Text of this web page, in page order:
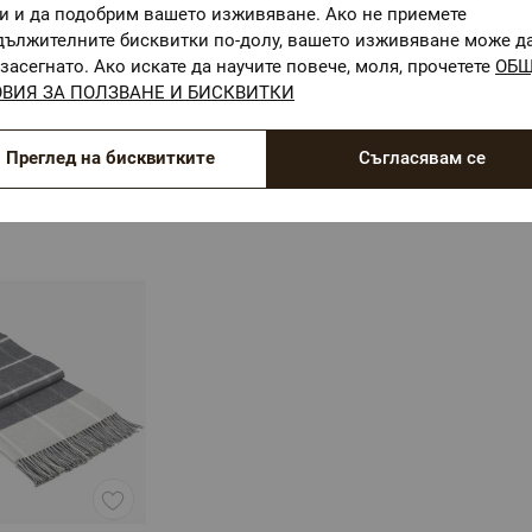
завивка
микрофибър,
210
(2)
Лятна олекотена завивка
Размер: 150/210
и да подобрим вашето изживяване. Ако не приемете
бисквитки по-долу, вашето изживяване може
Ако искате да научите повече, моля, прочетете
ЗА ПОЛЗВАНЕ И БИСКВИТКИ
Съгласявам се
Преглед на бисквитките